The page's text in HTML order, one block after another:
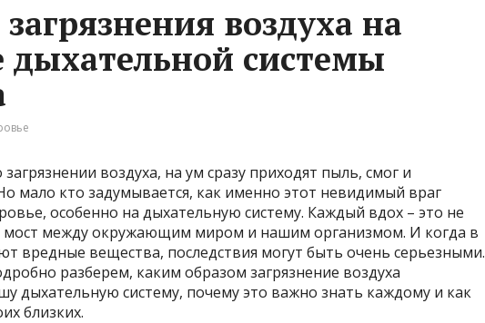
воздуха на
дыхательной системы
воздуха, на ум сразу приходят пыль, смог и
мало кто задумывается, как именно этот невидимый враг
особенно на дыхательную систему. Каждый вдох – это не
мост между окружающим миром и нашим организмом. И когда в
вредные вещества, последствия могут быть очень серьезными.
разберем, каким образом загрязнение воздуха
дыхательную систему, почему это важно знать каждому и как
близких.